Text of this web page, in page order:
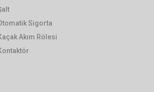
Sigorta
Akım Rölesi